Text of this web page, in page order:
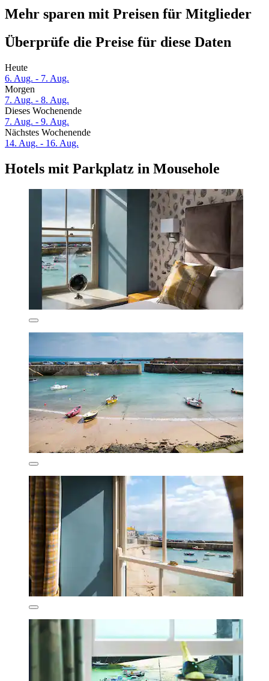
Mehr sparen mit Preisen für Mitglieder
Überprüfe die Preise für diese Daten
Heute
6. Aug. - 7. Aug.
Morgen
7. Aug. - 8. Aug.
Dieses Wochenende
7. Aug. - 9. Aug.
Nächstes Wochenende
14. Aug. - 16. Aug.
Hotels mit Parkplatz in Mousehole